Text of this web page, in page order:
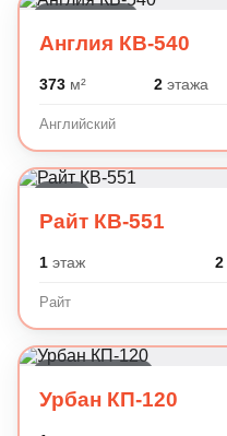
Англия КВ-540
373м² 2 этажа
Английский
Райт КВ-551
1этаж 2
Райт
Урбан КП-120